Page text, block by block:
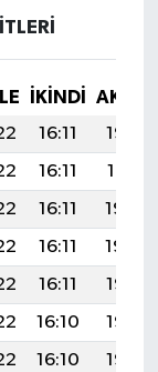
İKINDI
16:11
19:32
16:11
19:31
16:11
19:30
16:11
19:29
16:11
19:28
16:10
19:27
16:10
19:26